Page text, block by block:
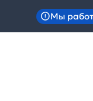
Мы